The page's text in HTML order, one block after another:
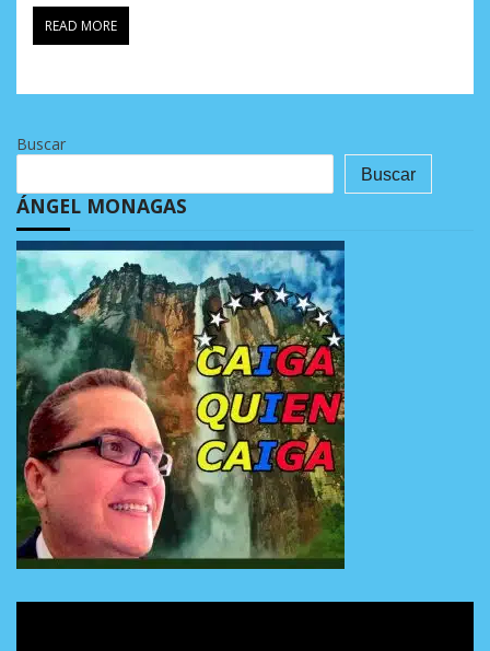
READ MORE
Buscar
Buscar
ÁNGEL MONAGAS